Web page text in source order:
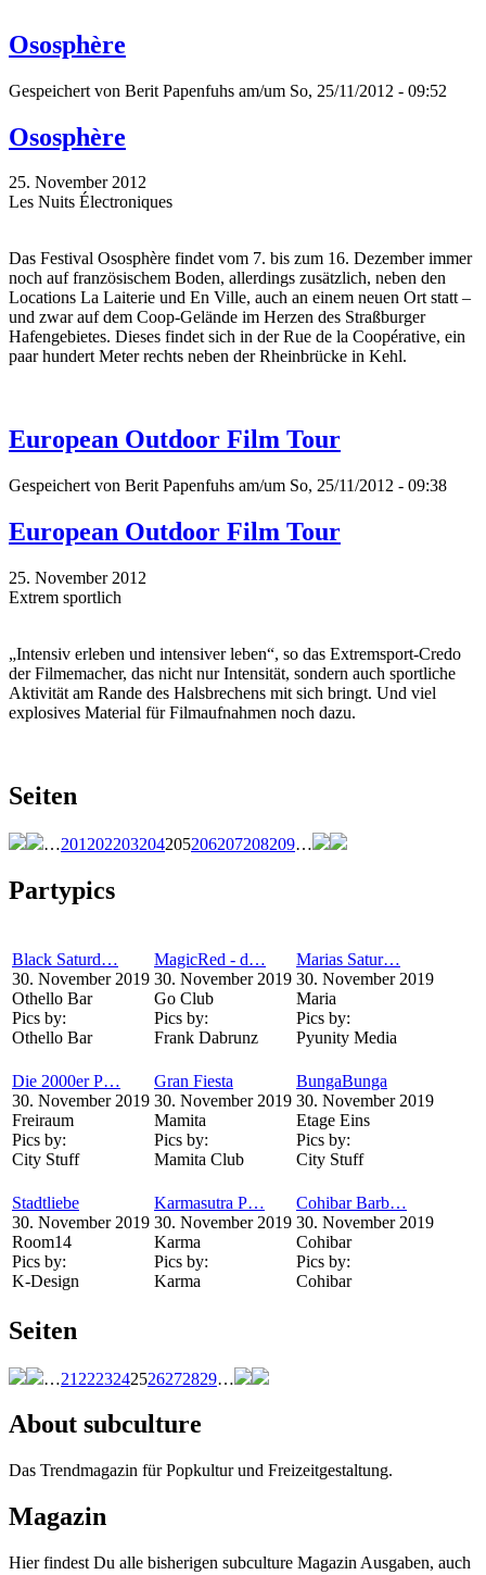
Ososphère
Gespeichert von Berit Papenfuhs am/um So, 25/11/2012 - 09:52
Ososphère
25. November 2012
Les Nuits Électroniques
Das Festival Ososphère findet vom 7. bis zum 16. Dezember immer
noch auf französischem Boden, allerdings zusätzlich, neben den
Locations La Laiterie und En Ville, auch an einem neuen Ort statt –
und zwar auf dem Coop-Gelände im Herzen des Straßburger
Hafengebietes. Dieses findet sich in der Rue de la Coopérative, ein
paar hundert Meter rechts neben der Rheinbrücke in Kehl.
European Outdoor Film Tour
Gespeichert von Berit Papenfuhs am/um So, 25/11/2012 - 09:38
European Outdoor Film Tour
25. November 2012
Extrem sportlich
„Intensiv erleben und intensiver leben“, so das Extremsport-Credo
der Filmemacher, das nicht nur Intensität, sondern auch sportliche
Aktivität am Rande des Halsbrechens mit sich bringt. Und viel
explosives Material für Filmaufnahmen noch dazu.
Seiten
…201 202203204205206207208209…
Partypics
Black Saturd…
30. November 2019
Othello Bar
Pics by:
Othello Bar
MagicRed - d…
30. November 2019
Go Club
Pics by:
Frank Dabrunz
Marias Satur…
30. November 2019
Maria
Pics by:
Pyunity Media
Die 2000er P…
30. November 2019
Freiraum
Pics by:
City Stuff
Gran Fiesta
30. November 2019
Mamita
Pics by:
Mamita Club
BungaBunga
30. November 2019
Etage Eins
Pics by:
City Stuff
Stadtliebe
30. November 2019
Room14
Pics by:
K-Design
Karmasutra P…
30. November 2019
Karma
Pics by:
Karma
Cohibar Barb…
30. November 2019
Cohibar
Pics by:
Cohibar
Seiten
…21 2223242526272829…
About subculture
Das Trendmagazin für Popkultur und Freizeitgestaltung.
Magazin
Hier findest Du alle bisherigen subculture Magazin Ausgaben, auch